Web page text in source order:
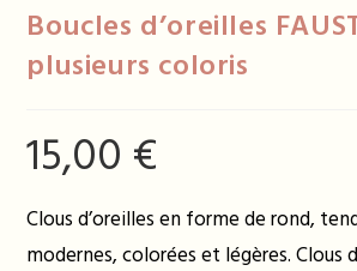
Boucles d’oreilles
plusieurs coloris
15,00 €
Clous d’oreilles en forme de rond,
modernes, colorées et légères. Clous